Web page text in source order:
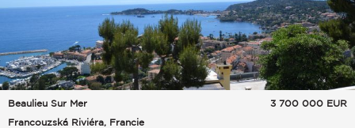
Beaulieu Sur Mer
Francouzská Riviéra, Francie
3 700 000 EUR